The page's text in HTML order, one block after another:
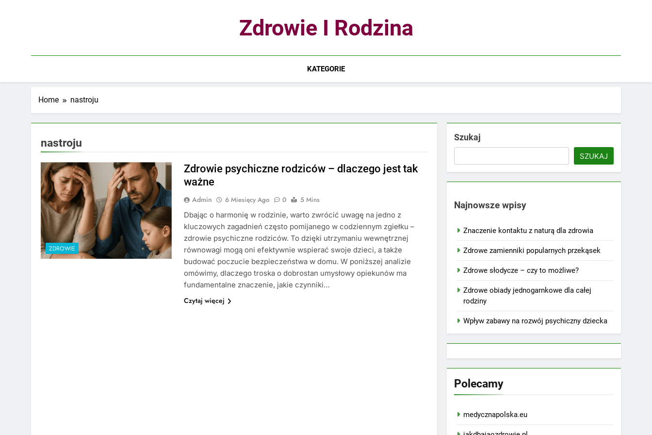
Zdrowie I Rodzina
KATEGORIE
Home nastroju
nastroju
ZDROWIE
Zdrowie psychiczne rodziców – dlaczego jest tak
ważne
Admin 6 Miesięcy Ago 0
5 Mins
Dbając o harmonię w rodzinie, warto zwrócić uwagę na jedno z
kluczowych zagadnień często pomijanego w codziennym zgiełku –
zdrowie psychiczne rodziców. To dzięki utrzymaniu wewnętrznej
równowagi mogą oni efektywnie wspierać swoje dzieci, a także
budować poczucie bezpieczeństwa w domu. W poniższej analizie
omówimy, dlaczego troska o dobrostan umysłowy opiekunów ma
fundamentalne znaczenie, jakie czynniki…
Czytaj więcej
Szukaj
SZUKAJ
Najnowsze wpisy
Znaczenie kontaktu z naturą dla zdrowia
Zdrowe zamienniki popularnych przekąsek
Zdrowe słodycze – czy to możliwe?
Zdrowe obiady jednogarnkowe dla całej
rodziny
Wpływ zabawy na rozwój psychiczny dziecka
Polecamy
medycznapolska.eu